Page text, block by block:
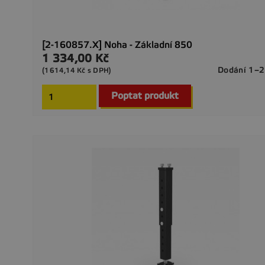
[2-160857.X] Noha - Základní 850
Cena
1 334,00 Kč
Dodání
(1614,14 Kč s DPH)
Poptat produkt